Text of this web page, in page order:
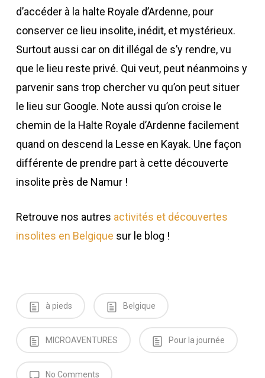
d’accéder à la halte Royale d’Ardenne, pour
conserver ce lieu insolite, inédit, et mystérieux.
Surtout aussi car on dit illégal de s’y rendre, vu
que le lieu reste privé. Qui veut, peut néanmoins y
parvenir sans trop chercher vu qu’on peut situer
le lieu sur Google. Note aussi qu’on croise le
chemin de la Halte Royale d’Ardenne facilement
quand on descend la Lesse en Kayak. Une façon
différente de prendre part à cette découverte
insolite près de Namur !
Retrouve nos autres activités et découvertes
insolites en Belgique sur le blog !
à pieds Belgique
MICROAVENTURES Pour la journée
No Comments